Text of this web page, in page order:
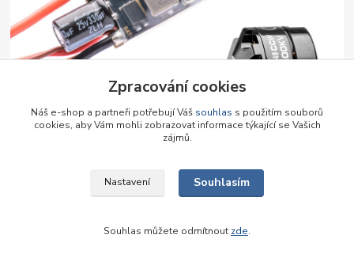
30.05.2024
Výprodej střídavých pohonů Graupner!číst celé
Zobrazit všechny články
Zpracování cookies
Náš e-shop a partneři potřebují Váš souhlas s použitím souborů
cookies, aby Vám mohli zobrazovat informace týkající se Vašich
zájmů.
Nastavení Souhlasím
Souhlas můžete odmítnout zde.